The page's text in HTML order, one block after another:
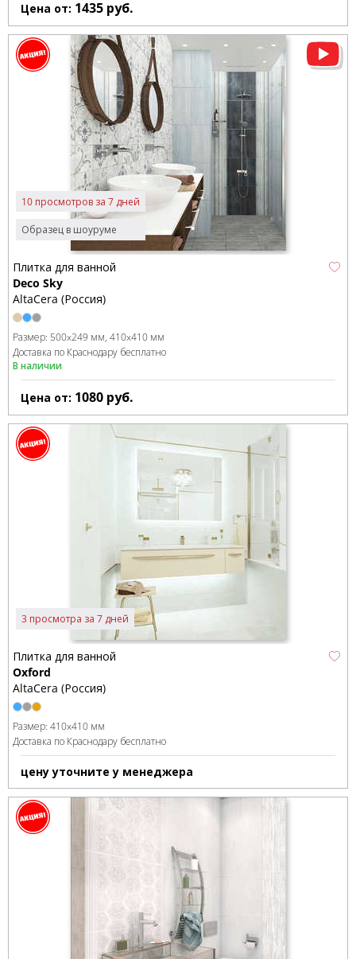
Цена от: 1435 руб.
Образец в шоуруме
10 просмотров за 7 дней
Плитка для ванной
Deco Sky
AltaCera (Россия)
Размер: 500x249 мм 410x410 мм
Доставка по Краснодару бесплатно
В наличии
Цена от: 1080 руб.
3 просмотра за 7 дней
Плитка для ванной
Oxford
AltaCera (Россия)
Размер: 410x410 мм
Доставка по Краснодару бесплатно
цену уточните у менеджера